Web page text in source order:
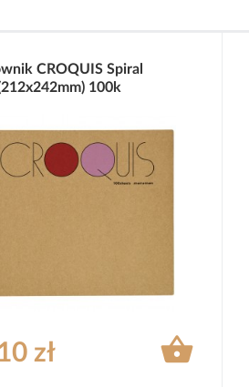
CROQUIS Spiral
100k
zł 